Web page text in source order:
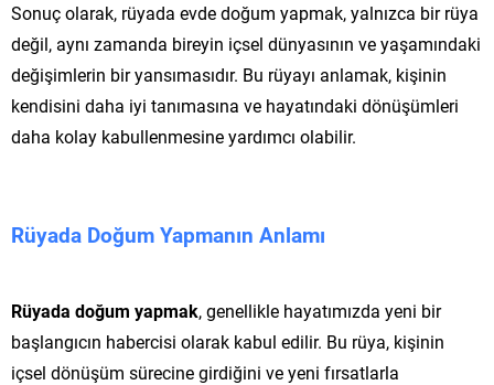
Sonuç olarak, rüyada evde doğum yapmak, yalnızca bir rüya
değil, aynı zamanda bireyin içsel dünyasının ve yaşamındaki
değişimlerin bir yansımasıdır. Bu rüyayı anlamak, kişinin
kendisini daha iyi tanımasına ve hayatındaki dönüşümleri
daha kolay kabullenmesine yardımcı olabilir.
Rüyada Doğum Yapmanın Anlamı
Rüyada doğum yapmak, genellikle hayatımızda yeni bir
başlangıcın habercisi olarak kabul edilir. Bu rüya, kişinin
içsel dönüşüm sürecine girdiğini ve yeni fırsatlarla